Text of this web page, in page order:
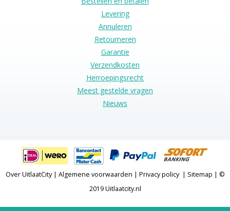
Levering
Annuleren
Retourneren
Garantie
Verzendkosten
Herroepingsrecht
Meest gestelde vragen
Nieuws
Over UitlaatCity| Algemene voorwaarden | Privacy policy| Sitemap | ©
2019 Uitlaatcity.nl